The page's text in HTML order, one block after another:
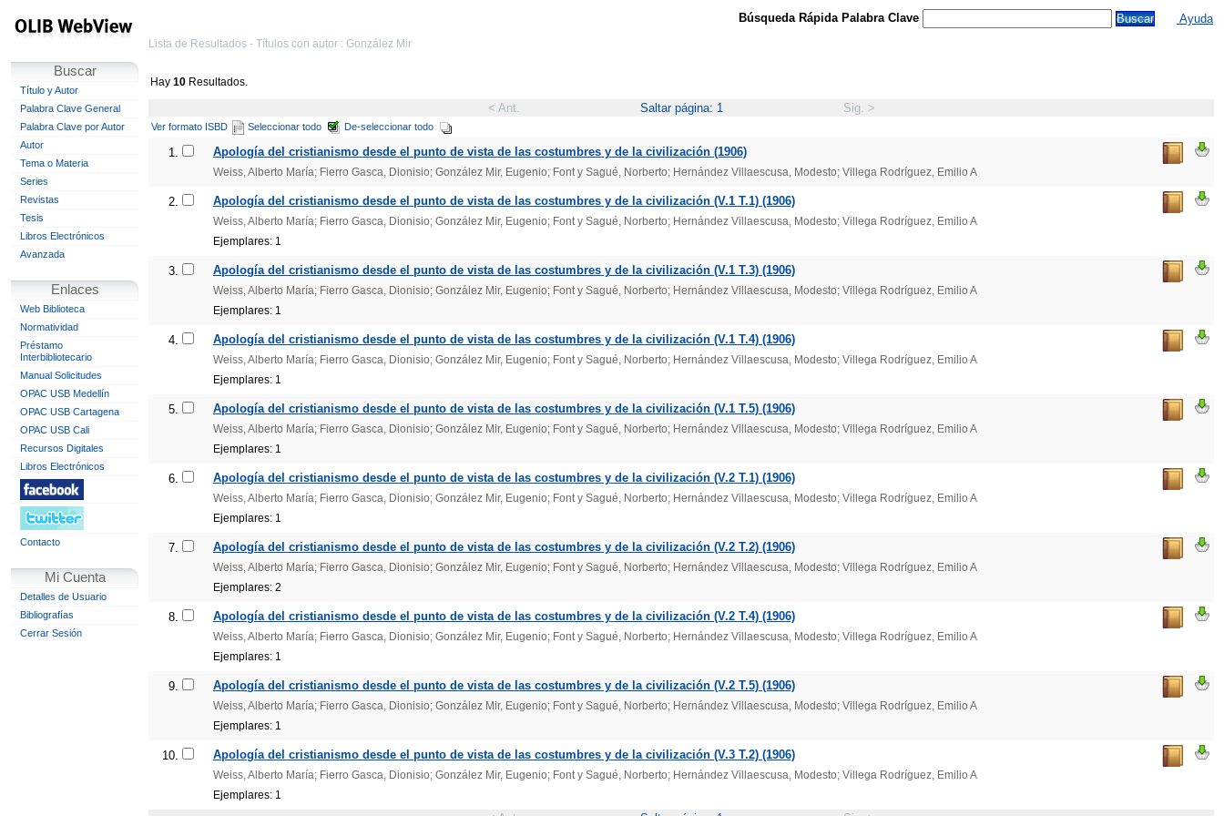
Buscar
Título y Autor
Palabra Clave General
Palabra Clave por Autor
Autor
Tema o Materia
Series
Revistas
Tesis
Libros Electrónicos
Avanzada
Enlaces
Web Biblioteca
Normatividad
Préstamo
Interbibliotecario
Manual Solicitudes
OPAC USB Medellín
OPAC USB Cartagena
OPAC USB Cali
Recursos Digitales
Libros Electrónicos
Contacto
Mi Cuenta
Detalles de Usuario
Bibliografías
Cerrar Sesión
Búsqueda Rápida Palabra Clave Ayuda
Lista de Resultados - Títulos con autor : González Mir
Hay 10 Resultados.
< Ant. Saltar página: 1 Sig. >
Ver formato ISBD Seleccionar todo De-seleccionar todo
1. Apología del cristianismo desde el punto de vista de las costumbres y de la civilización (1906)
Weiss, Alberto María; Fierro Gasca, Dionisio; González Mir, Eugenio; Font y Sagué, Norberto; Hernández Villaescusa, Modesto; Villega Rodríguez, Emilio A
2. Apología del cristianismo desde el punto de vista de las costumbres y de la civilización (V.1 T.1) (1906)
Weiss, Alberto María; Fierro Gasca, Dionisio; González Mir, Eugenio; Font y Sagué, Norberto; Hernández Villaescusa, Modesto; Villega Rodríguez, Emilio A
Ejemplares: 1
3. Apología del cristianismo desde el punto de vista de las costumbres y de la civilización (V.1 T.3) (1906)
Weiss, Alberto María; Fierro Gasca, Dionisio; González Mir, Eugenio; Font y Sagué, Norberto; Hernández Villaescusa, Modesto; Villega Rodríguez, Emilio A
Ejemplares: 1
4. Apología del cristianismo desde el punto de vista de las costumbres y de la civilización (V.1 T.4) (1906)
Weiss, Alberto María; Fierro Gasca, Dionisio; González Mir, Eugenio; Font y Sagué, Norberto; Hernández Villaescusa, Modesto; Villega Rodríguez, Emilio A
Ejemplares: 1
5. Apología del cristianismo desde el punto de vista de las costumbres y de la civilización (V.1 T.5) (1906)
Weiss, Alberto María; Fierro Gasca, Dionisio; González Mir, Eugenio; Font y Sagué, Norberto; Hernández Villaescusa, Modesto; Villega Rodríguez, Emilio A
Ejemplares: 1
6. Apología del cristianismo desde el punto de vista de las costumbres y de la civilización (V.2 T.1) (1906)
Weiss, Alberto María; Fierro Gasca, Dionisio; González Mir, Eugenio; Font y Sagué, Norberto; Hernández Villaescusa, Modesto; Villega Rodríguez, Emilio A
Ejemplares: 1
7. Apología del cristianismo desde el punto de vista de las costumbres y de la civilización (V.2 T.2) (1906)
Weiss, Alberto María; Fierro Gasca, Dionisio; González Mir, Eugenio; Font y Sagué, Norberto; Hernández Villaescusa, Modesto; Villega Rodríguez, Emilio A
Ejemplares: 2
8. Apología del cristianismo desde el punto de vista de las costumbres y de la civilización (V.2 T.4) (1906)
Weiss, Alberto María; Fierro Gasca, Dionisio; González Mir, Eugenio; Font y Sagué, Norberto; Hernández Villaescusa, Modesto; Villega Rodríguez, Emilio A
Ejemplares: 1
9. Apología del cristianismo desde el punto de vista de las costumbres y de la civilización (V.2 T.5) (1906)
Weiss, Alberto María; Fierro Gasca, Dionisio; González Mir, Eugenio; Font y Sagué, Norberto; Hernández Villaescusa, Modesto; Villega Rodríguez, Emilio A
Ejemplares: 1
10. Apología del cristianismo desde el punto de vista de las costumbres y de la civilización (V.3 T.2) (1906)
Weiss, Alberto María; Fierro Gasca, Dionisio; González Mir, Eugenio; Font y Sagué, Norberto; Hernández Villaescusa, Modesto; Villega Rodríguez, Emilio A
Ejemplares: 1